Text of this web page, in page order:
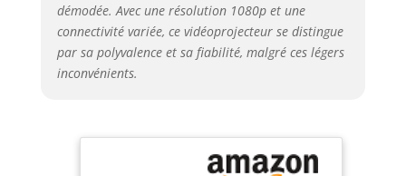
démodée. Avec une résolution 1080p et une
connectivité variée, ce vidéoprojecteur se distingue
par sa polyvalence et sa fiabilité, malgré ces légers
inconvénients.